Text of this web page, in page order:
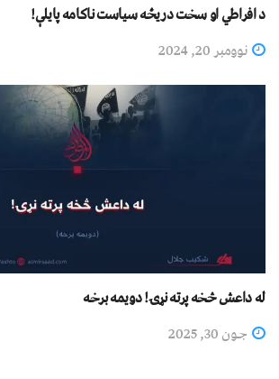
د افراطي او سخت دریځه سیاست ناکامه پایلې!
نوومبر 20, 2024
له داعش څخه پرته نړۍ! دویمه برخه
جون 30, 2025